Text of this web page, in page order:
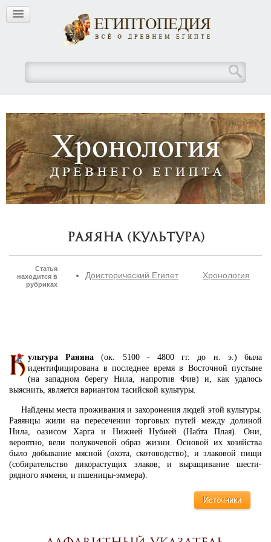
Раяяна (культура)
Статья
находится в
рубриках
Хронология
Доисторический Египет
ультура Раяяна (ок. 5100 - 4800 гг. до н. э.) была
идентифицирована в последнее время в Восточной пустыне
(на западном берегу Нила, напротив Фив) и, как удалось
выяснить, является вариантом тасийской культуры.
Найдены места проживания и захоронения людей этой культуры.
Раяянцы жили на пересечении торговых путей между долиной
Нила, оазисом Харга и Нижней Нубией (Набта Плая). Они,
вероятно, вели полукочевой образ жизни. Основой их хозяйства
было добывание мясной (охота, скотоводство), и злаковой пищи
(собирательство дикорастущих злаков; и выращивание шести-
рядного ячменя, и пшеницы-эммера).
Источники